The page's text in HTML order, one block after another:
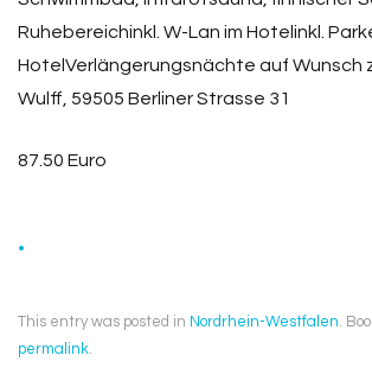
Ruhebereichinkl. W-Lan im Hotelinkl.
HotelVerlängerungsnächte auf Wunsch
Wulff, 59505 Berliner Strasse 31
87.50 Euro
.
This entry was posted in Nordrhein-Westfalen.
permalink.